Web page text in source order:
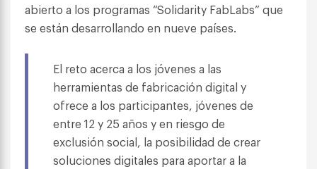
abierto a los programas “Solidarity FabLabs” que
se están desarrollando en nueve países.
El reto acerca a los jóvenes a las
herramientas de fabricación digital y
ofrece a los participantes, jóvenes de
entre 12 y 25 años y en riesgo de
exclusión social, la posibilidad de crear
soluciones digitales para aportar a la